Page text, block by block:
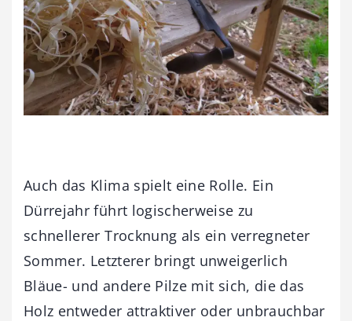
Auch das Klima spielt eine Rolle. Ein
Dürrejahr führt logischerweise zu
schnellerer Trocknung als ein verregneter
Sommer. Letzterer bringt unweigerlich
Bläue- und andere Pilze mit sich, die das
Holz entweder attraktiver oder unbrauchbar